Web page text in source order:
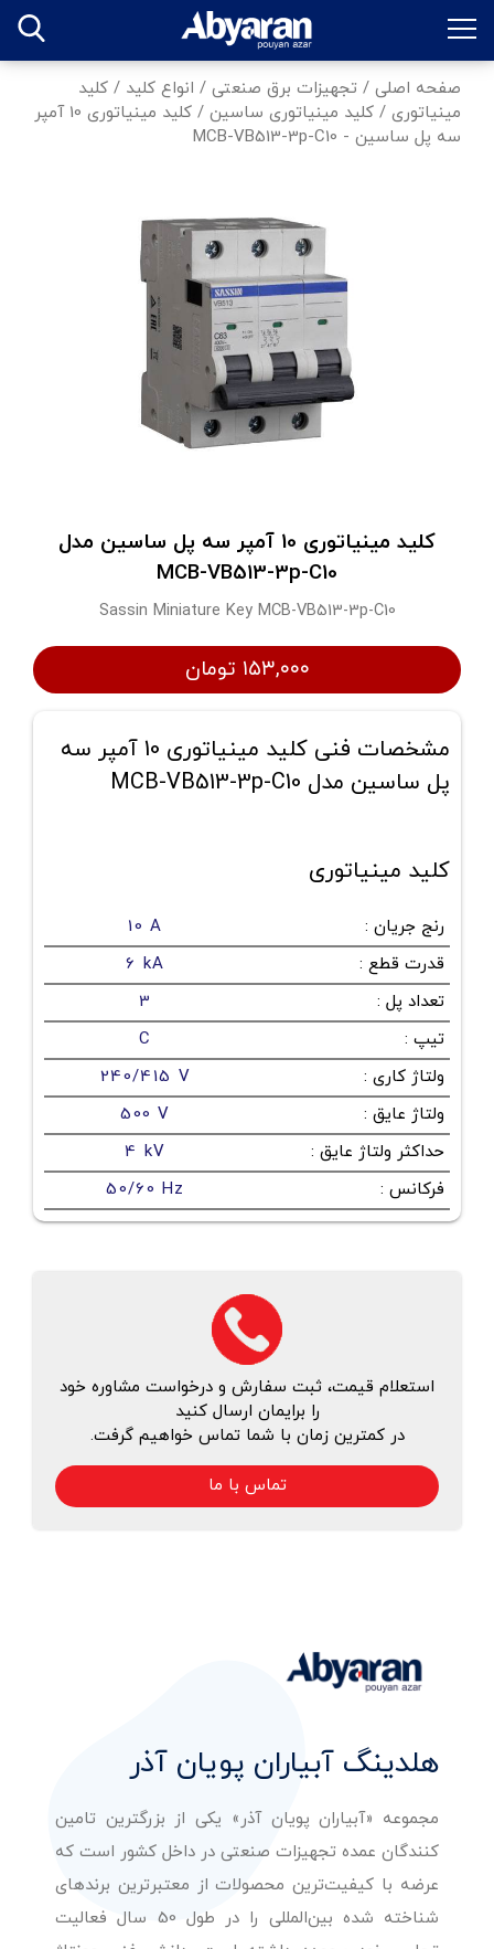
صفحه اصلی / تجهیزات برق صنعتی / انواع کلید / کلید
مینیاتوری / کلید مینیاتوری ساسین /
کلید مینیاتوری 10 آمپر
سه پل ساسین - MCB-VB513-3p-C10
کلید مینیاتوری 10 آمپر سه پل ساسین مدل
MCB-VB513-3p-C10
Sassin Miniature Key MCB-VB513-3p-C10
۱۵۳,۰۰۰ تومان
مشخصات فنی کلید مینیاتوری 10 آمپر سه
پل ساسین مدل MCB-VB513-3p-C10
کلید مینیاتوری
رنج جریان :
10 A
قدرت قطع :
6 kA
تعداد پل :
3
تیپ :
C
ولتاژ کاری :
240/415 V
ولتاژ عایق :
500 V
حداکثر ولتاژ عایق :
4 kV
فرکانس :
50/60 Hz
استعلام قیمت، ثبت سفارش و درخواست مشاوره خود
را برایمان ارسال کنید
در کمترین زمان با شما تماس خواهیم گرفت.
تماس با ما
هلدینگ آبیاران پویان آذر
مجموعه «آبیاران پویان آذر» یکی از بزرگترین تامین
کنندگان عمده تجهیزات صنعتی در داخل کشور است که
عرضه با کیفیت‌ترین محصولات از معتبرترین برندهای
شناخته شده بین‌المللی را در طول 50 سال فعالیت